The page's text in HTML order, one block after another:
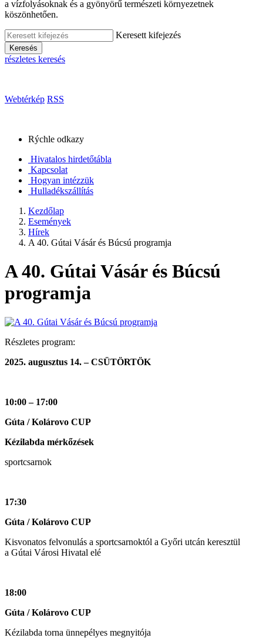
a vízfolyásoknak és a gyönyörű természeti környezetnek
köszönhetően.
Keresett kifejezés
Keresés
részletes keresés
Webtérkép RSS
Rýchle odkazy
Hivatalos hirdetőtábla
Kapcsolat
Hogyan intézzük
Hulladékszállítás
Kezdőlap
Események
Hírek
A 40. Gútai Vásár és Búcsú programja
A 40. Gútai Vásár és Búcsú
programja
Részletes program:
2025. augusztus 14. – CSÜTÖRTÖK
10:00 – 17:00
Gúta / Kolárovo CUP
Kézilabda mérkőzések
sportcsarnok
17:30
Gúta / Kolárovo CUP
Kisvonatos felvonulás a sportcsarnoktól a Győri utcán keresztül
a Gútai Városi Hivatal elé
18:00
Gúta / Kolárovo CUP
Kézilabda torna ünnepélyes megnyitója